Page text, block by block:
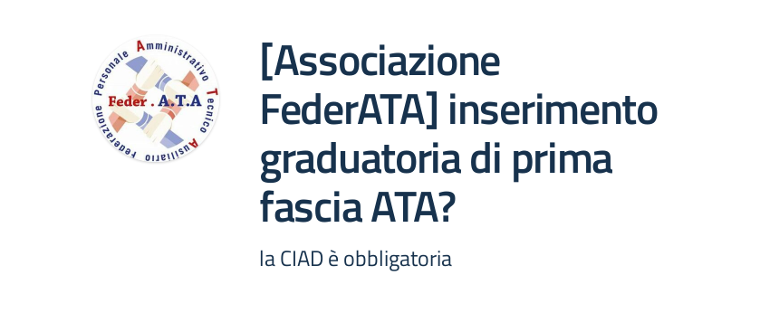
[Associazione
FederATA] inserimento
graduatoria di prima
fascia ATA?
la CIAD è obbligatoria